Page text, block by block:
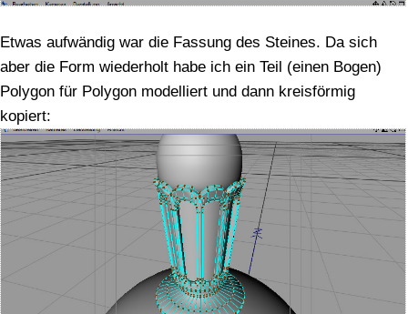
Etwas aufwändig war die Fassung des Steines. Da sich
aber die Form wiederholt habe ich ein Teil (einen Bogen)
Polygon für Polygon modelliert und dann kreisförmig
kopiert: